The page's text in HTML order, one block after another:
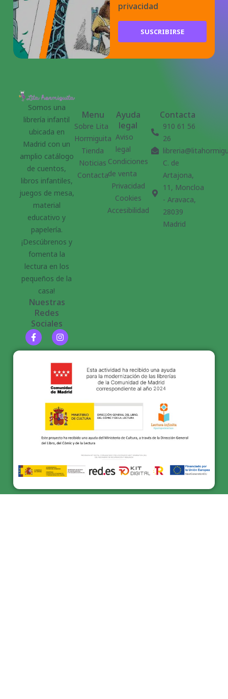
privacidad
SUSCRIBIRSE
Somos una
librería infantil
ubicada en
Madrid con un
amplio catálogo
de cuentos,
libros infantiles,
juegos de mesa,
material
educativo y
papelería.
¡Descúbrenos y
fomenta la
lectura en los
pequeños de la
casa!
Nuestras
Redes
Sociales
Menu
Sobre Lita
Hormiguita
Tienda
Noticias
Contacta
Ayuda
legal
Aviso
legal
Condiciones
de venta
Privacidad
Cookies
Accesibilidad
Contacta
910 61 56
26
C. de
Artajona,
11, Moncloa
- Aravaca,
28039
Madrid